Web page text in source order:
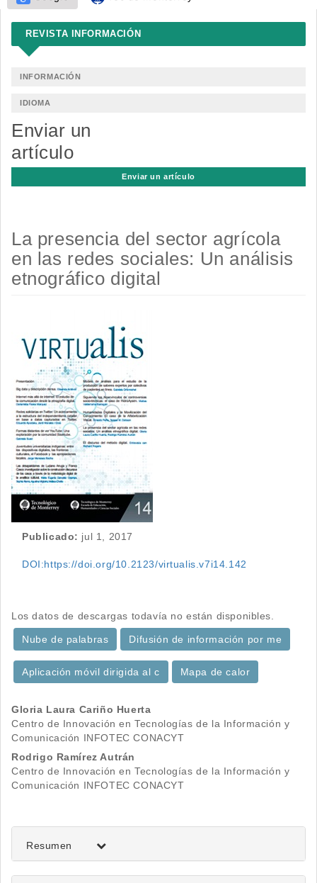
REVISTA INFORMACIÓN
INFORMACIÓN
IDIOMA
Enviar un
artículo
Enviar un artículo
La presencia del sector agrícola
en las redes sociales: Un análisis
etnográfico digital
lateral
del
artículo
Publicado: jul 1, 2017
DOI:https://doi.org/10.2123/virtualis.v7i14.142
Los datos de descargas todavía no están disponibles.
Nube de palabras Difusión de información por me
Aplicación móvil dirigida al c Mapa de calor
Contenido
principal
del
artículo
Gloria Laura Cariño Huerta
Centro de Innovación en Tecnologías de la Información y
Comunicación INFOTEC CONACYT
Rodrigo Ramírez Autrán
Centro de Innovación en Tecnologías de la Información y
Comunicación INFOTEC CONACYT
Resumen